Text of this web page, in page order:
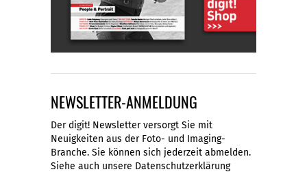
NEWSLETTER-ANMELDUNG
Der digit! Newsletter versorgt Sie mit
Neuigkeiten aus der Foto- und Imaging-
Branche. Sie können sich jederzeit abmelden.
Siehe auch unsere Datenschutzerklärung